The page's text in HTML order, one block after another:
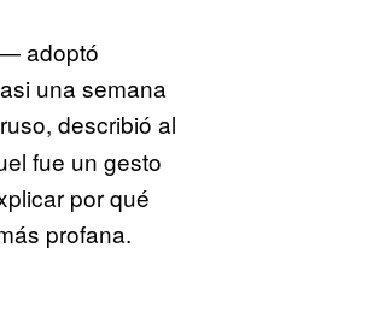
adoptó
una semana
describió al
fue un gesto
por qué
profana.